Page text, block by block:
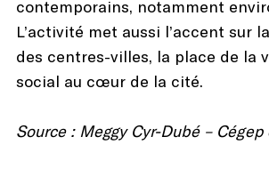
contemporains, notamment
L’activité met aussi l’accent sur
des centres-villes, la place de la
social au cœur de la cité.
Source : Meggy Cyr-Dubé –